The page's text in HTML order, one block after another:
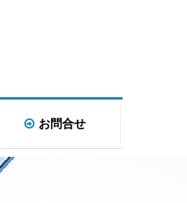
お問合せ